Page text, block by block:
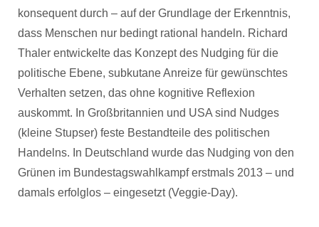
konsequent durch – auf der Grundlage der Erkenntnis,
dass Menschen nur bedingt rational handeln. Richard
Thaler entwickelte das Konzept des Nudging für die
politische Ebene, subkutane Anreize für gewünschtes
Verhalten setzen, das ohne kognitive Reflexion
auskommt. In Großbritannien und USA sind Nudges
(kleine Stupser) feste Bestandteile des politischen
Handelns. In Deutschland wurde das Nudging von den
Grünen im Bundestagswahlkampf erstmals 2013 – und
damals erfolglos – eingesetzt (Veggie-Day).